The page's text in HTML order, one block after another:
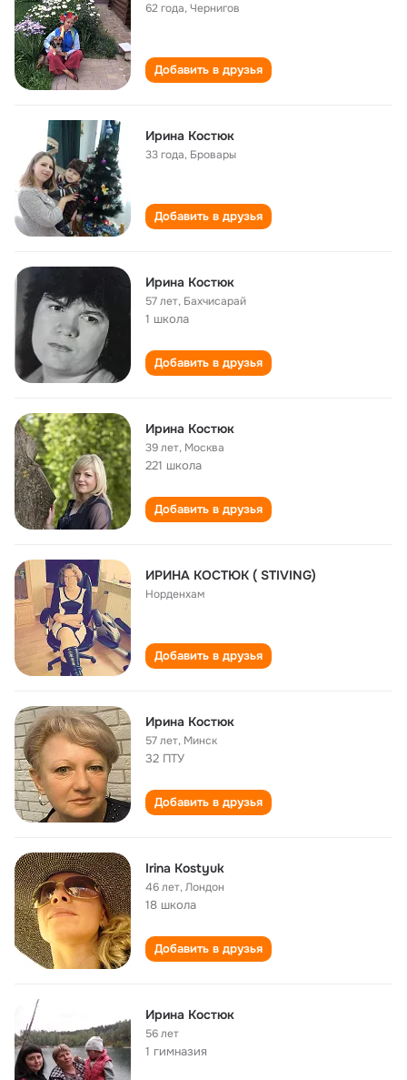
62 года,Чернигов
Добавить в друзья
Ирина Костюк
33 года, Бровары
Добавить в друзья
Ирина Костюк
57 лет, Бахчисарай
1 школа
Добавить в друзья
Ирина Костюк
39 лет, Москва
221 школа
Добавить в друзья
ИРИНА КОСТЮК ( STIVING)
Норденхам
Добавить в друзья
Ирина Костюк
57 лет, Минск
32 ПТУ
Добавить в друзья
Irina Kostyuk
46 лет,Лондон
18 школа
Добавить в друзья
Ирина Костюк
56 лет
1 гимназия